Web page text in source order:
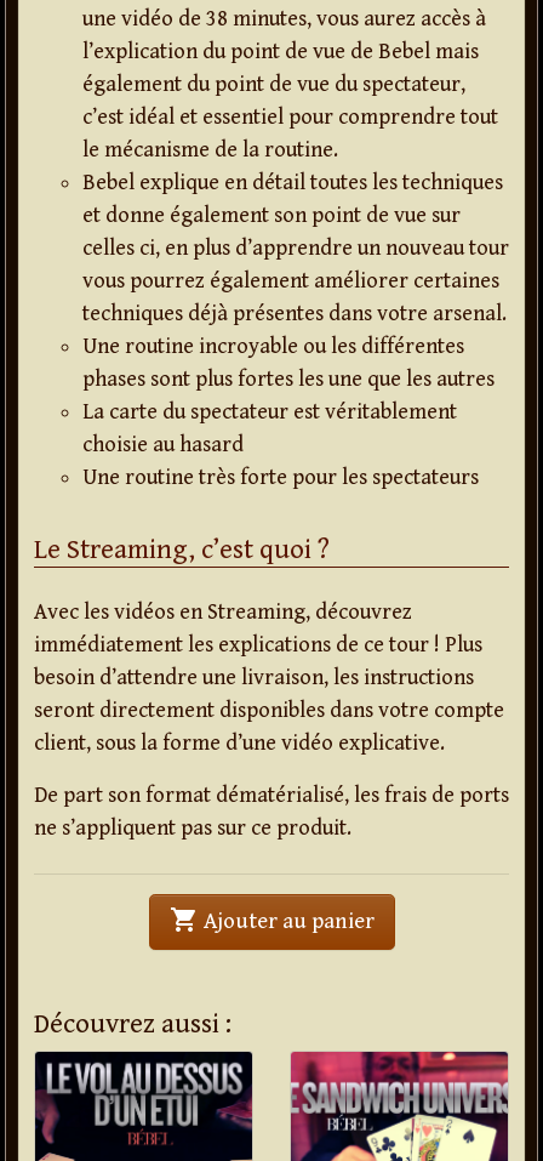
une vidéo de 38 minutes, vous aurez accès à
l’explication du point de vue de Bebel mais
également du point de vue du spectateur,
c’est idéal et essentiel pour comprendre tout
le mécanisme de la routine.
Bebel explique en détail toutes les techniques
et donne également son point de vue sur
celles ci, en plus d’apprendre un nouveau tour
vous pourrez également améliorer certaines
techniques déjà présentes dans votre arsenal.
Une routine incroyable ou les différentes
phases sont plus fortes les une que les autres
La carte du spectateur est véritablement
choisie au hasard
Une routine très forte pour les spectateurs
Le Streaming, c’est quoi ?
Avec les vidéos en Streaming, découvrez
immédiatement les explications de ce tour ! Plus
besoin d’attendre une livraison, les instructions
seront directement disponibles dans votre compte
client, sous la forme d’une vidéo explicative.
De part son format dématérialisé, les frais de ports
ne s’appliquent pas sur ce produit.
shopping_cart Ajouter au panier' . Contradiction
Découvrez aussi :